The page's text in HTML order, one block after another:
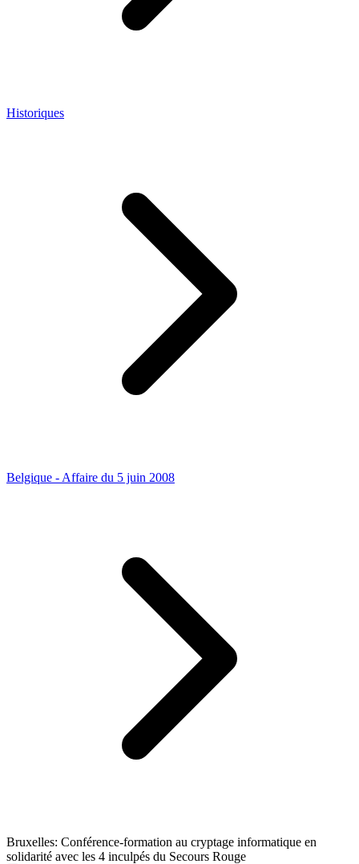
Historiques
Belgique - Affaire du 5 juin 2008
Bruxelles: Conférence-formation au cryptage informatique en
solidarité avec les 4 inculpés du Secours Rouge